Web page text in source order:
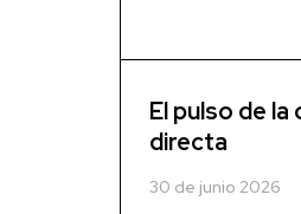
El pulso de la
directa
30 de junio 2026